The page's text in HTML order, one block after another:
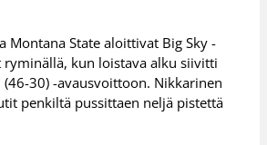
Montana State aloittivat Big Sky -
ryminällä, kun loistava alku siivitti
(46-30) -avausvoittoon. Nikkarinen
penkiltä pussittaen neljä pistettä